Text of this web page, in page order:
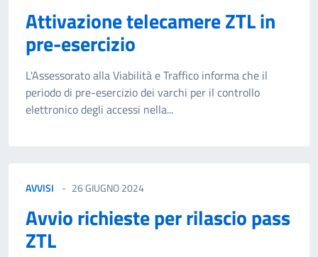
Attivazione telecamere ZTL in
pre-esercizio
L'Assessorato alla Viabilità e Traffico informa che il
periodo di pre-esercizio dei varchi per il controllo
elettronico degli accessi nella...
AVVISI 26 GIUGNO 2024
Avvio richieste per rilascio pass
ZTL